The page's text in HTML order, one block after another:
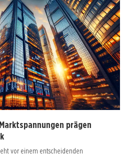
prägen
vor einem entscheidenden